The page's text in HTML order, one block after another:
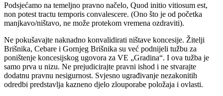
Podsjećamo na temeljno pravno načelo, Quod initio vitiosum est,
non potest tractu temporis convalescere. (Ono što je od početka
manjkavo/ništavo, ne može protekom vremena ozdraviti).
Ne pokušavajte naknadno konvalidirati ništave koncesije. Žitelji
Brišnika, Cebare i Gornjeg Brišnika su već podnijeli tužbu za
poništenje koncesijskog ugovora za VE „Gradina“. I ova tužba je
samo prva u nizu. Ne prejudicirajte pravni ishod i ne stvarajte
dodatnu pravnu nesigurnost. Svjesno ugrađivanje nezakonitih
odredbi predstavlja kazneno djelo zlouporabe položaja i ovlasti.